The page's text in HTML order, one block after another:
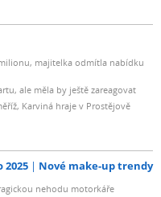
majitelka odmítla nabídku
ale měla by ještě zareagovat
Karviná hraje v Prostějově
Nové make-up trendy
nehodu motorkáře